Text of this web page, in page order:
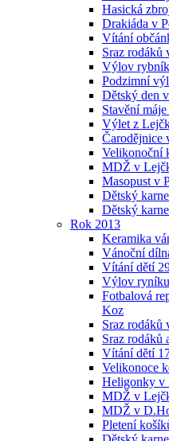
Hasická
Drakiáda v
Vítání
Sraz rodáků
Výlov
Podzimní
Dětský den
Stavění
Výlet z
Čarodějnice
Velikonoční
MDŽ v
Masopust v
Dětský
Dětský
Rok 2013
Keramika
Vánoční
Vítání dětí
Výlov
Fotbalová
Koz
Sraz rodáků
Sraz rodáků
Vítání dětí
Velikonoce
Heligonky v
MDŽ v
MDŽ v
Pletení